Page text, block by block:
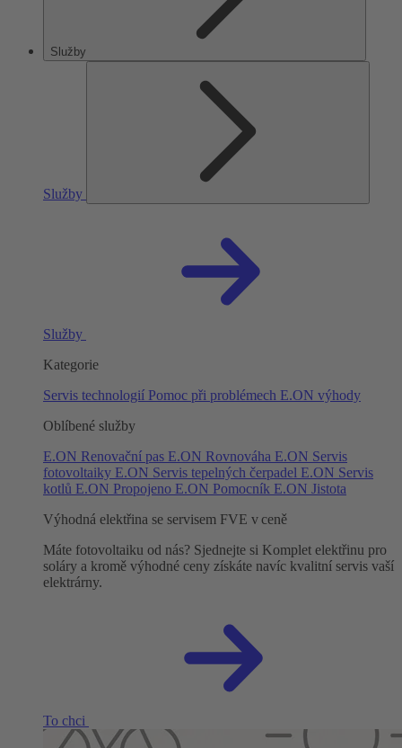
Služby
Služby
Služby
Kategorie
Servis technologií Pomoc při problémech E.ON výhody
Oblíbené služby
E.ON Renovační pas E.ON Rovnováha E.ON Servis
fotovoltaiky E.ON Servis tepelných čerpadel E.ON Servis
kotlů E.ON Propojeno E.ON Pomocník E.ON Jistota
Výhodná elektřina se servisem FVE v ceně
Máte fotovoltaiku od nás? Sjednejte si Komplet elektřinu pro
soláry a kromě výhodné ceny získáte navíc kvalitní servis vaší
elektrárny.
To chci